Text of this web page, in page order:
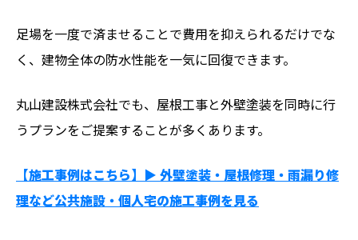
足場を一度で済ませることで費用を抑えられるだけでな
く、建物全体の防水性能を一気に回復できます。
丸山建設株式会社でも、屋根工事と外壁塗装を同時に行
うプランをご提案することが多くあります。
【施工事例はこちら】▶︎ 外壁塗装・屋根修理・雨漏り修
理など公共施設・個人宅の施工事例を見る